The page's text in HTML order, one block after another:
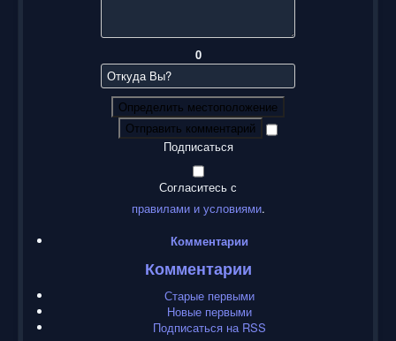
0
Определить местоположение
Отправить комментарий
Подписаться
Согласитесь с
правилами и условиями.
Комментарии
Комментарии
Старые первыми
Новые первыми
Подписаться на RSS